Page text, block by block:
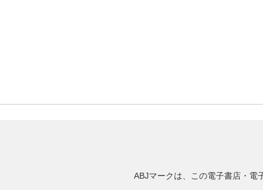
ABJマークは、この電子書店・電